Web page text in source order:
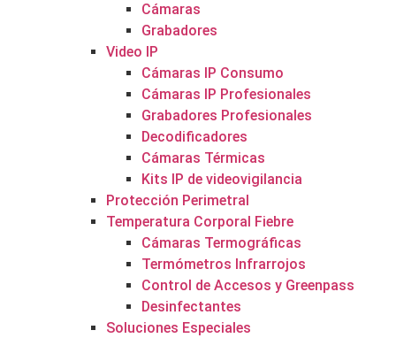
Cámaras
Grabadores
Video IP
Cámaras IP Consumo
Cámaras IP Profesionales
Grabadores Profesionales
Decodificadores
Cámaras Térmicas
Kits IP de videovigilancia
Protección Perimetral
Temperatura Corporal Fiebre
Cámaras Termográficas
Termómetros Infrarrojos
Control de Accesos y Greenpass
Desinfectantes
Soluciones Especiales